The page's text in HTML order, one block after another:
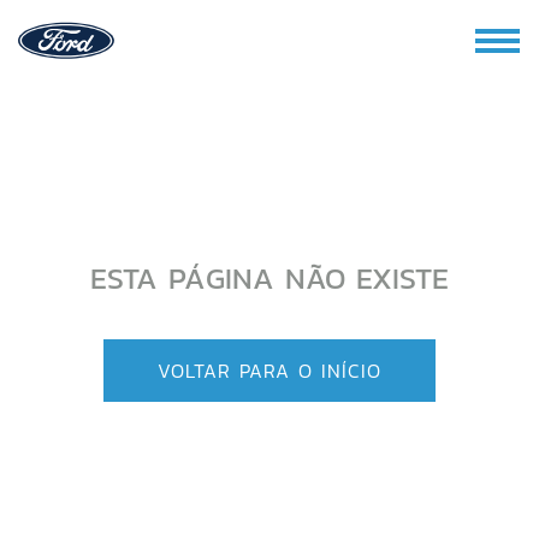
ESTA PÁGINA NÃO EXISTE
VOLTAR PARA O INÍCIO